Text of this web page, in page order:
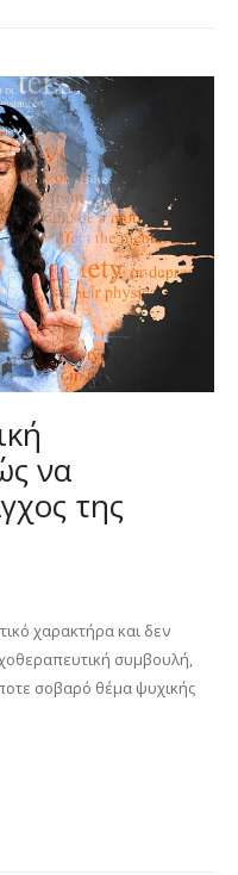
να
της
χαρακτήρα και δεν
συμβουλή,
σοβαρό θέμα ψυχικής